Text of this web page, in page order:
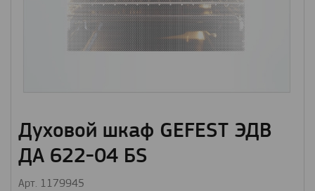
Духовой шкаф GEFEST ЭДВ
ДА 622-04 БS
Арт. 1179945